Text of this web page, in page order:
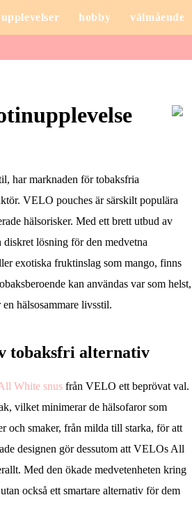
upplevelser hobby välmående
har marknaden för tobaksfria
VELO pouches är särskilt populära
hälsorisker. Med ett brett utbud av
lösning för den medvetna
exotiska fruktinslag som mango, finns
kan användas var som helst,
hälsosammare livsstil.
tobaksfri alternativ
White snus från VELO ett beprövat val.
vilket minimerar de hälsofaror som
och smaker, från milda till starka, för att
designen gör dessutom att VELOs All
Med den ökade medvetenheten kring
också ett smartare alternativ för dem